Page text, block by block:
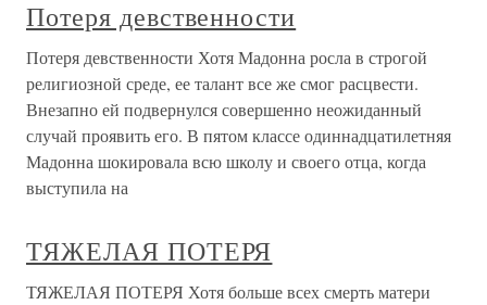
Потеря девственности
Потеря девственности Хотя Мадонна росла в строгой
религиозной среде, ее талант все же смог расцвести.
Внезапно ей подвернулся совершенно неожиданный
случай проявить его. В пятом классе одиннадцатилетняя
Мадонна шокировала всю школу и своего отца, когда
выступила на
ТЯЖЕЛАЯ ПОТЕРЯ
ТЯЖЕЛАЯ ПОТЕРЯ Хотя больше всех смерть матери